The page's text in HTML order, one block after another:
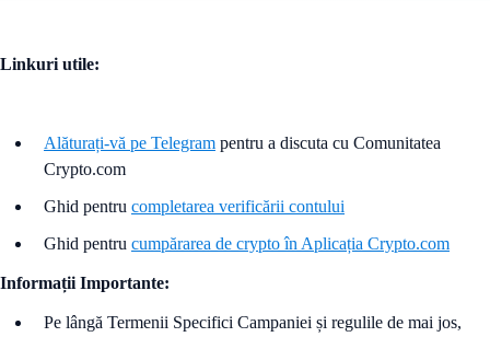
Linkuri utile:
Alăturați-vă pe Telegram pentru a discuta cu Comunitatea
Crypto.com
Ghid pentru completarea verificării contului
Ghid pentru cumpărarea de crypto în Aplicația Crypto.com
Informații Importante:
Pe lângă Termenii Specifici Campaniei și regulile de mai jos,